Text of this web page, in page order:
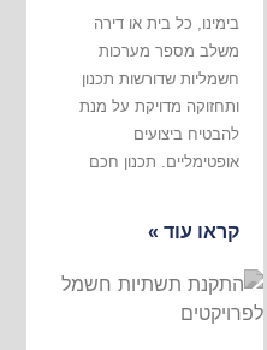
בימינו, כל בית או דירה
משלב מספר מערכות
חשמליות שדורשות תכנון
ותחזוקה מדויקת על מנת
להבטיח ביצועים
אופטימליים. תכנון חכם
קראו עוד »